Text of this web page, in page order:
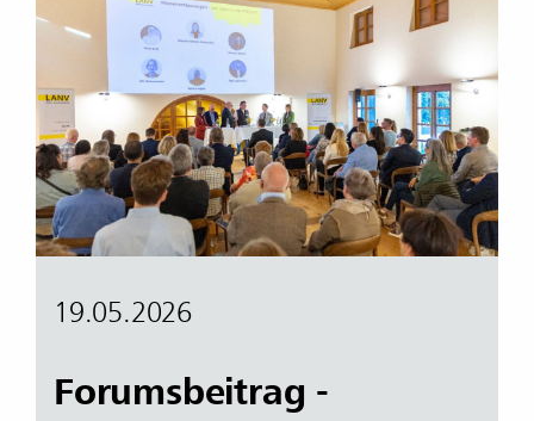
19.05.2026
Forumsbeitrag -